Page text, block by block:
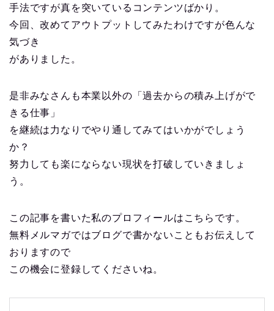
手法ですが真を突いているコンテンツばかり。
今回、改めてアウトプットしてみたわけですが色んな
気づき
がありました。
是非みなさんも本業以外の「過去からの積み上げがで
きる仕事」
を継続は力なりでやり通してみてはいかがでしょう
か？
努力しても楽にならない現状を打破していきましょ
う。
この記事を書いた私のプロフィールはこちらです。
無料メルマガではブログで書かないこともお伝えして
おりますので
この機会に登録してくださいね。